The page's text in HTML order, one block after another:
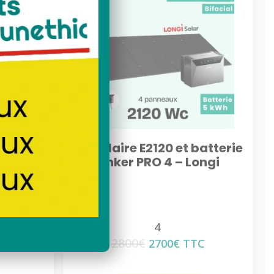
play
Kit solaire E2120 et batterie
Anker PRO 4 – Longi
4
2800€ Le
2700€Le
TTC